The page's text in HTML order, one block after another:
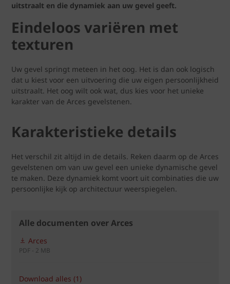
uitstraalt en die dynamiek aan uw gevel geeft.
Eindeloos variëren met
texturen
Uw gevel springt meteen in het oog. Het is dan ook logisch
dat u kiest voor een uitvoering die uw eigen persoonlijkheid
uitstraalt. Het oog wilt ook wat, dus kies voor het unieke
karakter van de Arces gevelstenen.
Karakteristieke details
Het verschil zit altijd in de details. Reken daarm op de Arces
gevelstenen om van uw gevel een unieke dynamische gevel
te maken. Deze dynamiek komt voort uit combinaties die uw
persoonlijke kijk op architectuur weerspiegelen.
Alle documenten over Arces
Arces
PDF - 2 MB
Download alles (1)